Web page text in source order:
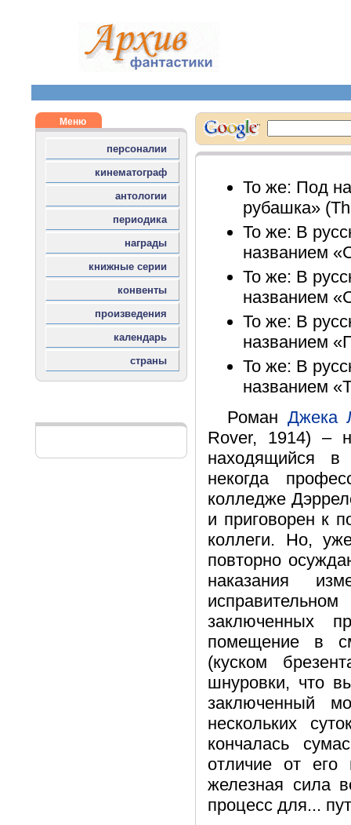
То же: Под
рубашка»
То же: В
названием
То же: В
названием
То же: В
названием
То же: В
названием
Роман Джека
Rover, 1914) –
находящийся
некогда
колледже
и приговорен к
коллеги. Но,
повторно
наказания
заключенных
помещение в
(куском
шнуровки, что
заключенный
нескольких
кончалась
отличие от его
железная сила
процесс для...